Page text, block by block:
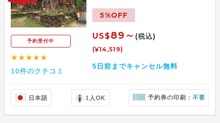
予約受付中
★★★★★
10件のクチコミ
5%OFF
US$89～ (税込)
(¥14,519)
5日前までキャンセル無料
日本語 1人OK 予約券の印刷：不要